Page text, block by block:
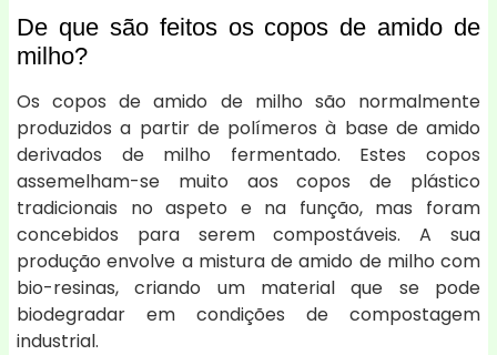
De que são feitos os copos de amido de
milho?
Os copos de amido de milho são normalmente
produzidos a partir de polímeros à base de amido
derivados de milho fermentado. Estes copos
assemelham-se muito aos copos de plástico
tradicionais no aspeto e na função, mas foram
concebidos para serem compostáveis. A sua
produção envolve a mistura de amido de milho com
bio-resinas, criando um material que se pode
biodegradar em condições de compostagem
industrial.